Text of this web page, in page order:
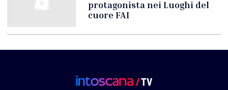
protagonista nei Luoghi del
cuore FAI